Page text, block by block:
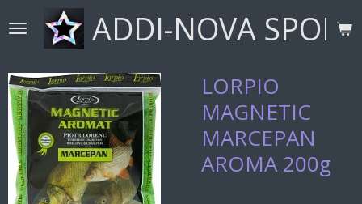
direct
de
hoofdinhoud
ADDI-NOVA
LORPIO
MAGNETIC
MARCEPAN
AROMA 200g